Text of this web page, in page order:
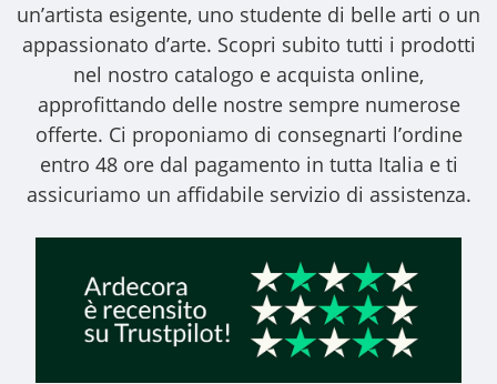
un’artista esigente, uno studente di belle arti o un
appassionato d’arte. Scopri subito tutti i prodotti
nel nostro catalogo e acquista online,
approfittando delle nostre sempre numerose
offerte. Ci proponiamo di consegnarti l’ordine
entro 48 ore dal pagamento in tutta Italia e ti
assicuriamo un affidabile servizio di assistenza.